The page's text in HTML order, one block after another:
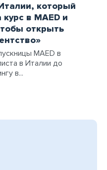
который
в MAED и
открыть
MAED в
в Италии до
в...